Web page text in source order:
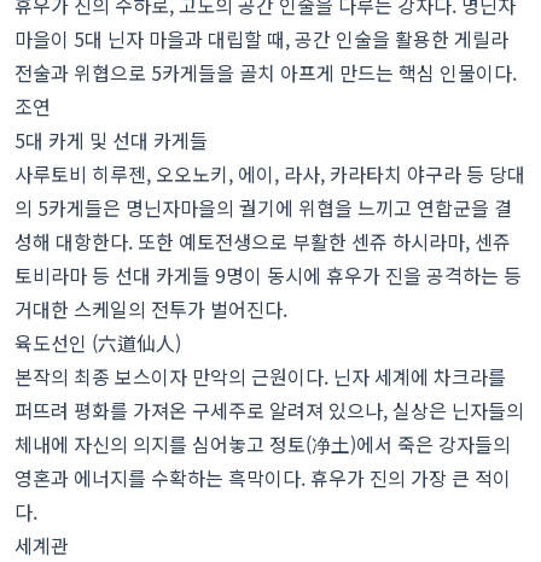
마을이 5대 닌자 마을과 대립할 때, 공간 인술을 활용한 게릴라
전술과 위협으로 5카게들을 골치 아프게 만드는 핵심 인물이다.
조연
5대 카게 및 선대 카게들
사루토비 히루젠, 오오노키, 에이, 라사, 카라타치 야구라 등 당대
의 5카게들은 명닌자마을의 궐기에 위협을 느끼고 연합군을 결
성해 대항한다. 또한 예토전생으로 부활한 센쥬 하시라마, 센쥬
토비라마 등 선대 카게들 9명이 동시에 휴우가 진을 공격하는 등
거대한 스케일의 전투가 벌어진다.
육도선인 (六道仙人)
본작의 최종 보스이자 만악의 근원이다. 닌자 세계에 차크라를
퍼뜨려 평화를 가져온 구세주로 알려져 있으나, 실상은 닌자들의
체내에 자신의 의지를 심어놓고 정토(净土)에서 죽은 강자들의
영혼과 에너지를 수확하는 흑막이다. 휴우가 진의 가장 큰 적이
다.
세계관